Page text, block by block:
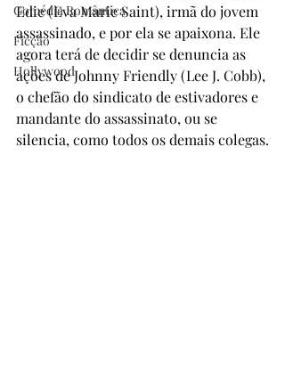
Comédia Romântica
Ficção
Hollywood
Edie (Eva Marie Saint), irmã do jovem
assassinado, e por ela se apaixona. Ele
agora terá de decidir se denuncia as
ações de Johnny Friendly (Lee J. Cobb),
o chefão do sindicato de estivadores e
mandante do assassinato, ou se
silencia, como todos os demais colegas.